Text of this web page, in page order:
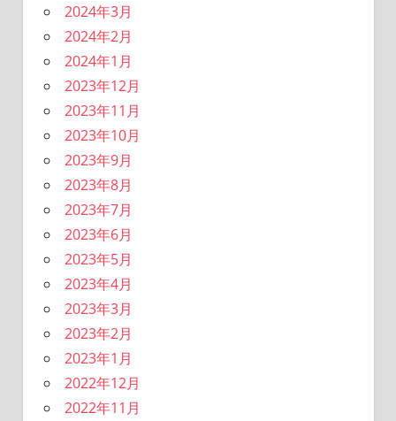
2024年3月
2024年2月
2024年1月
2023年12月
2023年11月
2023年10月
2023年9月
2023年8月
2023年7月
2023年6月
2023年5月
2023年4月
2023年3月
2023年2月
2023年1月
2022年12月
2022年11月